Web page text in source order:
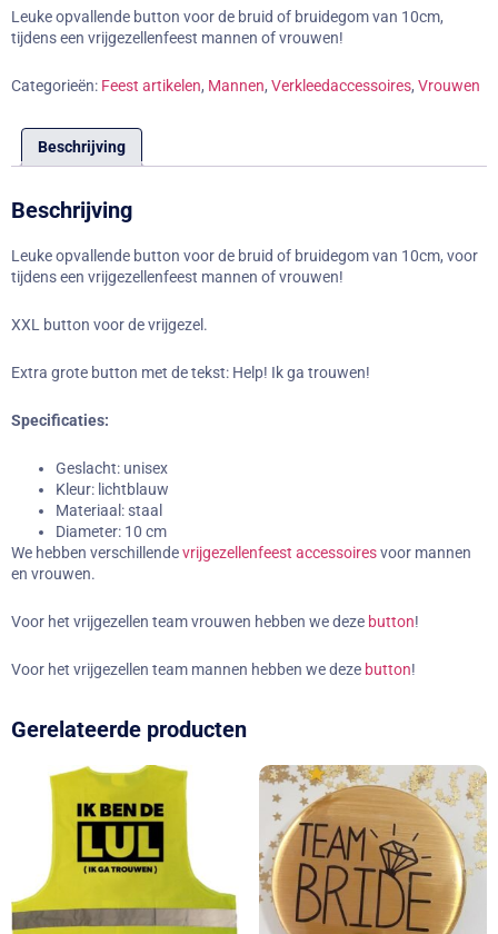
Leuke opvallende button voor de bruid of bruidegom van 10cm,
tijdens een vrijgezellenfeest mannen of vrouwen!
Categorieën: Feest artikelen, Mannen, Verkleedaccessoires, Vrouwen
Beschrijving
Beschrijving
Leuke opvallende button voor de bruid of bruidegom van 10cm, voor
tijdens een vrijgezellenfeest mannen of vrouwen!
XXL button voor de vrijgezel.
Extra grote button met de tekst: Help! Ik ga trouwen!
Specificaties:
Geslacht: unisex
Kleur: lichtblauw
Materiaal: staal
Diameter: 10 cm
We hebben verschillendevrijgezellenfeest accessoiresvoor mannen
en vrouwen.
Voor het vrijgezellen team vrouwen hebben we deze button!
Voor het vrijgezellen team mannen hebben we deze button!
Gerelateerde producten